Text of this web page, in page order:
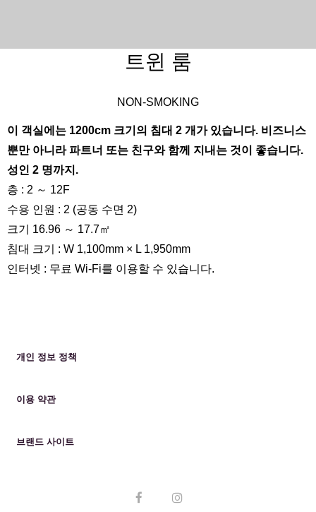
트윈 룸
NON-SMOKING
이 객실에는 1200cm 크기의 침대 2 개가 있습니다. 비즈니스
뿐만 아니라 파트너 또는 친구와 함께 지내는 것이 좋습니다.
성인 2 명까지.
층 : 2 ～ 12F
수용 인원 : 2 (공동 수면 2)
크기 16.96 ～ 17.7㎡
침대 크기 : W 1,100mm × L 1,950mm
인터넷 : 무료 Wi-Fi를 이용할 수 있습니다.
개인 정보 정책
이용 약관
브랜드 사이트